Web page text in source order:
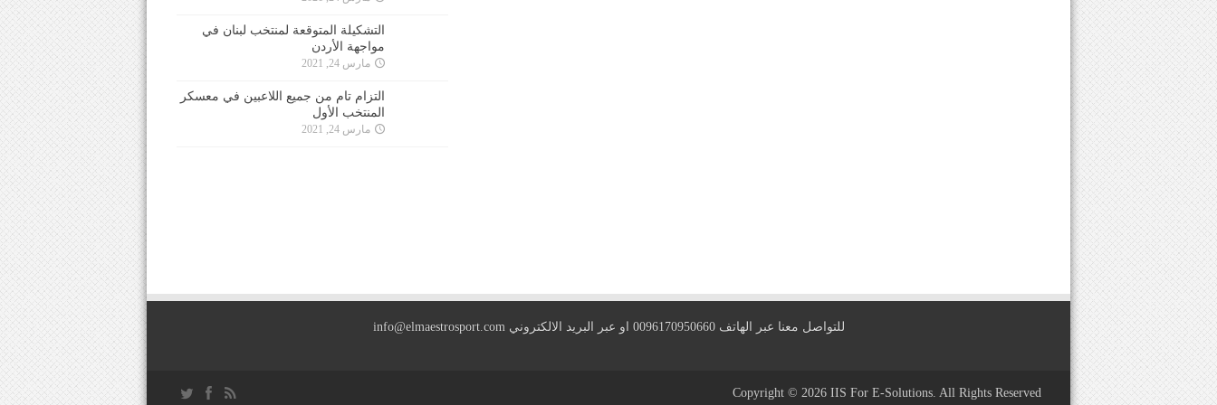
التشكيلة المتوقعة لمنتخب لبنان في
مواجهة الأردن
مارس 24, 2021
التزام تام من جميع اللاعبين في معسكر
المنتخب الأول
مارس 24, 2021
للتواصل معنا عبر الهاتف 0096170950660 او عبر البريد الالكتروني info@elmaestrosport.com
Copyright © 2026 IIS For E-Solutions. All Rights Reserved